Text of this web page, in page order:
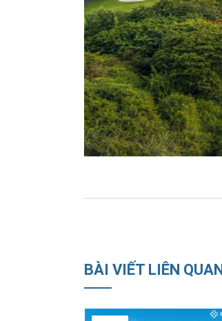
BÀI VIẾT LIÊN QUAN